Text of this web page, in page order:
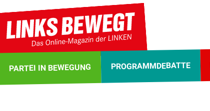
PARTEI IN BEWEGUNG PROGRAMMDEBATTE